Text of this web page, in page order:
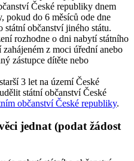
České republiky dnem
pokud do 6 měsíců ode dne
státní občanství jiného státu.
rozhodne o dni nabytí státního
z moci úřední anebo
zástupce dítěte nebo
3 let na území České
státní občanství České
občanství České republiky.
jednat (podat žádost